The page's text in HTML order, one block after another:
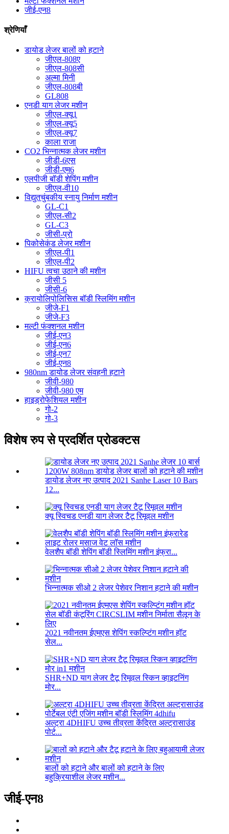
जीई-एन8
श्रेणियाँ
डायोड लेजर बालों को हटाने
जीएल-808ए
जीएल-808सी
अल्मा मिनी
जीएल-808बी
GL808
एनडी याग लेजर मशीन
जीएल-क्यू1
जीएल-क्यू5
जीएल-क्यू7
काला राजा
CO2 भिन्नात्मक लेजर मशीन
जीडी-6एस
जीडी-एम6
एलपीजी बॉडी शेपिंग मशीन
जीएल-वी10
विद्युतचुंबकीय स्नायु निर्माण मशीन
GL-C1
जीएल-सी2
GL-C3
जीसी-प्रो
पिकोसेकंड लेजर मशीन
जीएल-पी1
जीएल-पी2
HIFU त्वचा उठाने की मशीन
जीसी 5
जीसी-6
क्रायोलिपोलिसिस बॉडी स्लिमिंग मशीन
जीजे-F1
जीजे-F3
मल्टी फंक्शनल मशीन
जीई-एन3
जीई-एन6
जीई-एन7
जीई-एन8
980nm डायोड लेजर संवहनी हटाने
जीवी-980
जीवी-980 एम
हाइड्रोफेशियल मशीन
गो-2
गो-3
विशेष रुप से प्रदर्शित प्रोडक्टस
डायोड लेजर नए उत्पाद 2021 Sanhe Laser 10 Bars
12...
क्यू स्विचड एनडी याग लेजर टैटू रिमूवल मशीन
वेलशैप बॉडी शेपिंग बॉडी स्लिमिंग मशीन इंफ्रा...
भिन्नात्मक सीओ 2 लेजर पेशेवर निशान हटाने की मशीन
2021 नवीनतम ईएमएस शेपिंग स्कल्प्टिंग मशीन हॉट
सेल...
SHR+ND याग लेजर टैटू रिमूवल स्किन व्हाइटनिंग
मोर...
अल्ट्रा 4DHIFU उच्च तीव्रता केंद्रित अल्ट्रासाउंड
पोर्ट...
बालों को हटाने और बालों को हटाने के लिए
बहुक्रियाशील लेजर मशीन...
जीई-एन8